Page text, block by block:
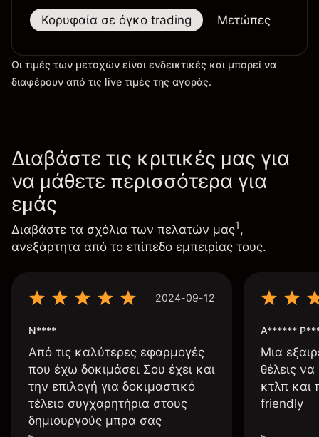
Κορυφαία σε όγκο trading Μετώπες
Οι τιμές των μετοχών είναι ενδεικτικές και μπορεί να
διαφέρουν από τις live τιμές της αγοράς.
Διαβάστε τις κριτικές μας για
να μάθετε περισσότερα για
εμάς
Διαβάστε τα σχόλια των πελατών μας1,
ανεξάρτητα από το επίπεδο εμπειρίας τους.
2024-09-12
N****
Από τις καλύτερες εφαρμογές
που έχω δοκιμάσει Σου έχει και
την επιλογή για δοκιμαστικό
τέλειο συγχαρητήρια στους
δημιουργούς μπρα σας
A******
Μια
θέλεις
κτλπ και
friendly